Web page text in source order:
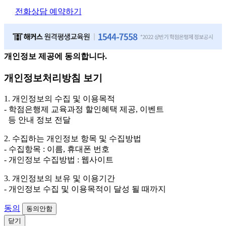
전화상담 예약하기
개인정보 제공에 동의합니다.
개인정보처리방침 보기
1. 개인정보의 수집 및 이용목적
- 학점은행제 교육과정 할인혜택 제공, 이벤트
등 안내 정보 전달
2. 수집하는 개인정보 항목 및 수집방법
- 수집항목 : 이름, 휴대폰 번호
- 개인정보 수집방법 : 웹사이트
3. 개인정보의 보유 및 이용기간
- 개인정보 수집 및 이용목적이 달성 될 때까지
동의
동의안함
닫기